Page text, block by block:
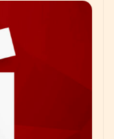
el sector